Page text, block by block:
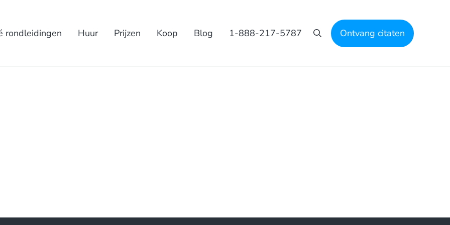
rondleidingen Huur Prijzen Koop Blog 1-888-217-5787 Zoeken opOntvang citaten